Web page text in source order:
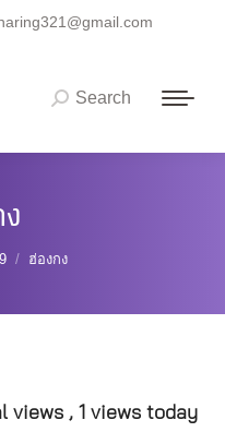
Search:
Search
ฮ่องกง
views , 1 views today